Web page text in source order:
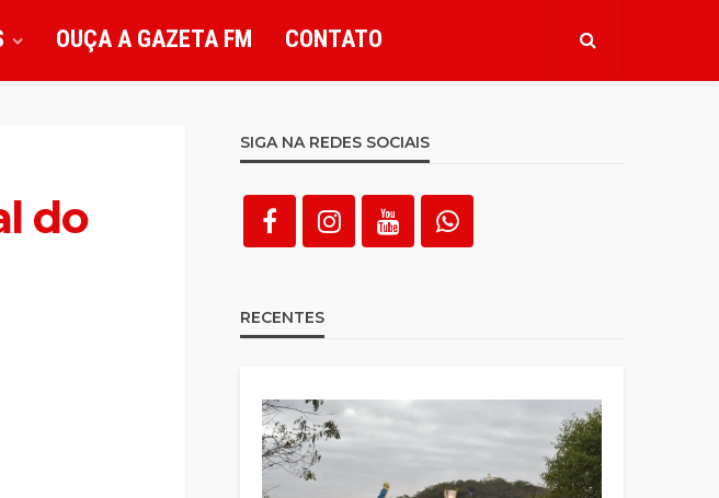
OUÇA A GAZETA FM CONTATO
do
SIGA NA REDES SOCIAIS
RECENTES